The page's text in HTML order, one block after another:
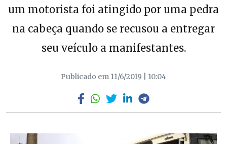
um motorista foi atingido por uma pedra
na cabeça quando se recusou a entregar
seu veículo a manifestantes.
Publicado em 11/6/2019 | 10:04